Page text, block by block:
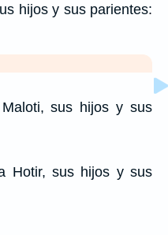
hijos y sus parientes:
sus hijos y sus
Hotir, sus hijos y sus